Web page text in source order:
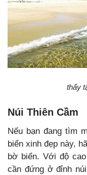
Biển Thiên
thấy
Núi Thiên Cầm
Nếu bạn đang tìm
biển xinh đẹp này,
bờ biển. Với độ cao
cần đứng ở đỉnh